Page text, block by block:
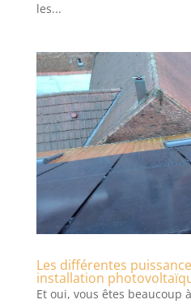
les...
Les différentes
installation
Et oui, vous êtes beaucoup